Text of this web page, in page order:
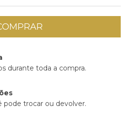
durante toda a compra.
pode trocar ou devolver.